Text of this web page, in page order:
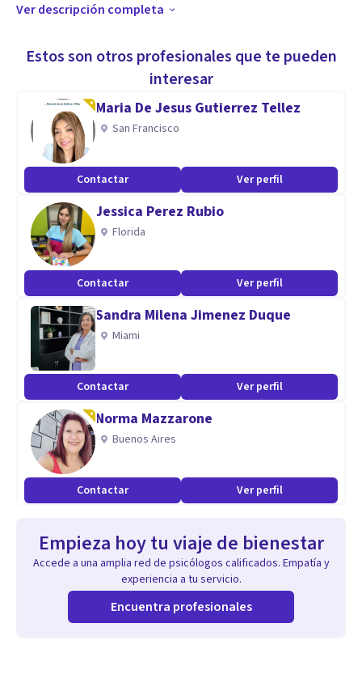
Psicóloga TCC Programación Neurolinguistica PNL
Cuantica Hipnoterapeuta Terapeuta Mauricio Ventura
Especialista en tratamiento y método de prevención Anti
Ver descripción completa
Estos son otros profesionales que te pueden
interesar
Maria De Jesus Gutierrez Tellez
San Francisco
Contactar Ver perfil
Jessica Perez Rubio
Florida
Contactar Ver perfil
Sandra Milena Jimenez Duque
Miami
Contactar Ver perfil
Norma Mazzarone
Buenos Aires
Contactar Ver perfil
Empieza hoy tu viaje de bienestar
Accede a una amplia red de psicólogos calificados. Empatía y
experiencia a tu servicio.
Encuentra profesionales